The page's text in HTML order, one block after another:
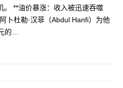
。 **油价暴涨：收入被迅速吞噬
卜杜勒·汉菲（Abdul Hanfi）为他
的…